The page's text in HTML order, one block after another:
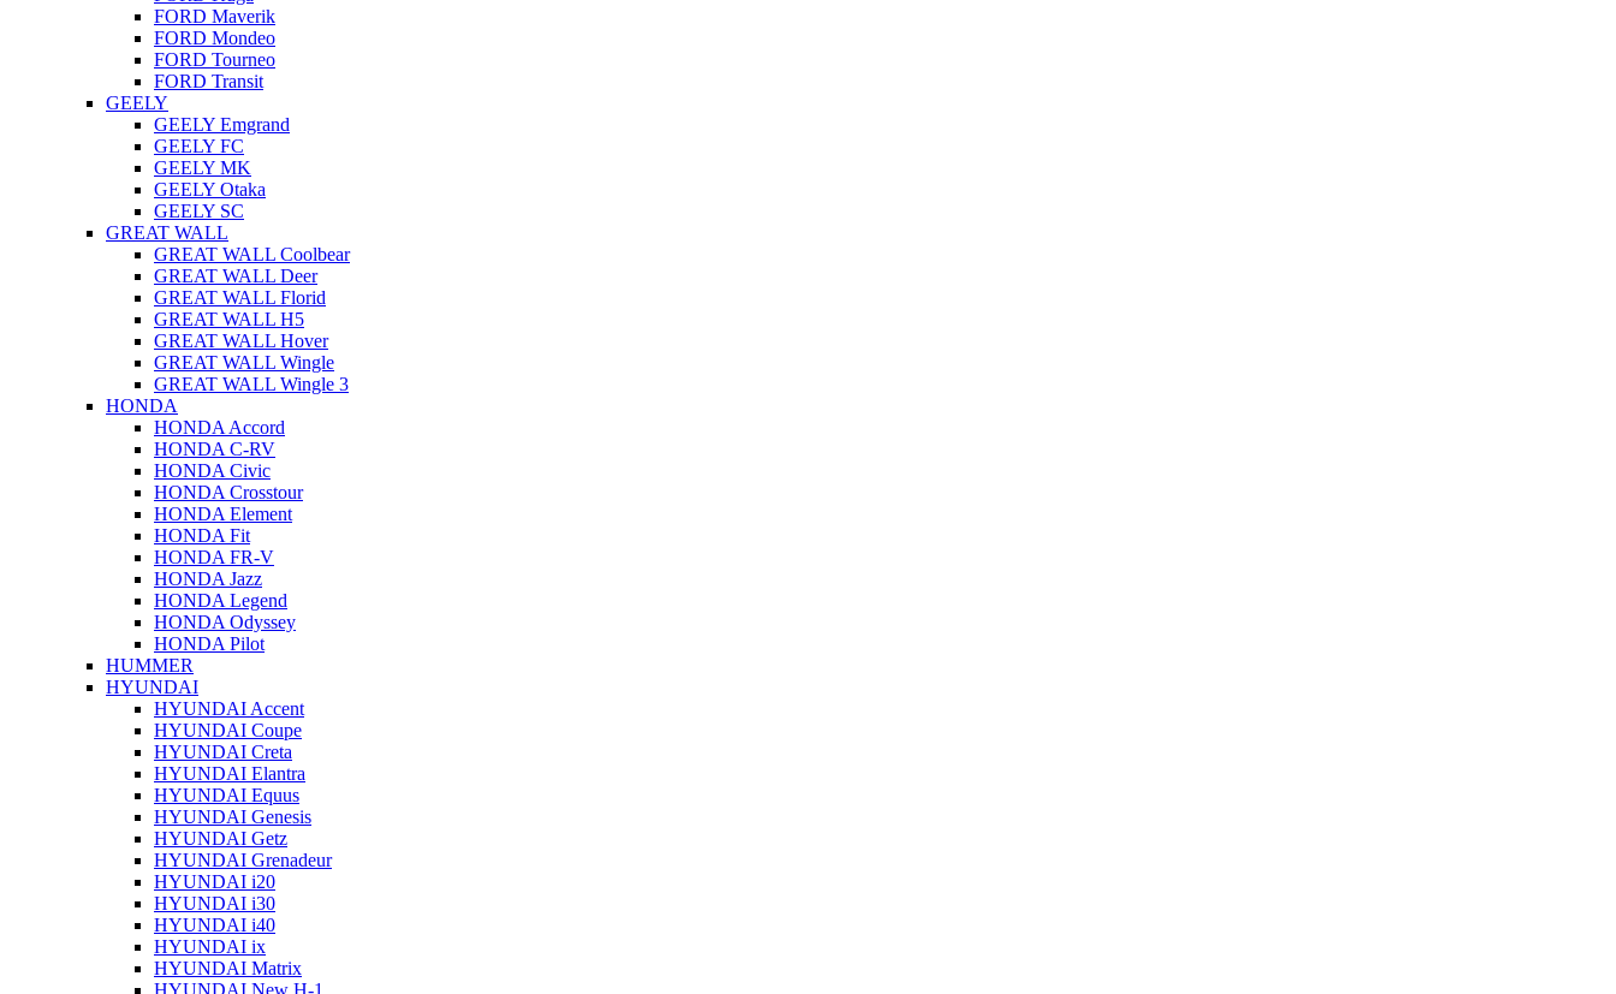
FORD Maverik
FORD Mondeo
FORD Tourneo
FORD Transit
GEELY
GEELY Emgrand
GEELY FC
GEELY MK
GEELY Otaka
GEELY SC
GREAT WALL
GREAT WALL Coolbear
GREAT WALL Deer
GREAT WALL Florid
GREAT WALL H5
GREAT WALL Hover
GREAT WALL Wingle
GREAT WALL Wingle 3
HONDA
HONDA Accord
HONDA C-RV
HONDA Civic
HONDA Crosstour
HONDA Element
HONDA Fit
HONDA FR-V
HONDA Jazz
HONDA Legend
HONDA Odyssey
HONDA Pilot
HUMMER
HYUNDAI
HYUNDAI Accent
HYUNDAI Coupe
HYUNDAI Creta
HYUNDAI Elantra
HYUNDAI Equus
HYUNDAI Genesis
HYUNDAI Getz
HYUNDAI Grenadeur
HYUNDAI i20
HYUNDAI i30
HYUNDAI i40
HYUNDAI ix
HYUNDAI Matrix
HYUNDAI New H-1